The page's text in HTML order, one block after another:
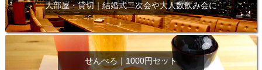
大部屋・貸切｜結婚式二次会や大人数飲み会に
せんべろ｜1000円セット